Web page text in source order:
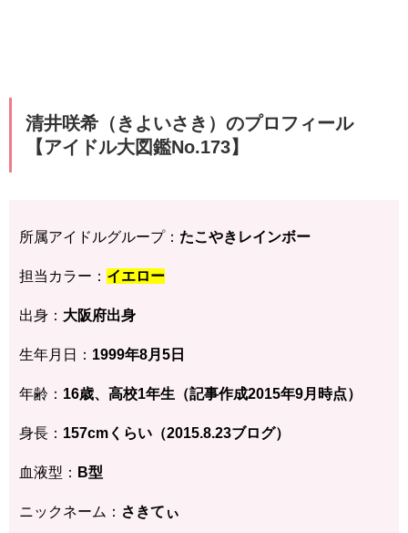
清井咲希（きよいさき）のプロフィール
【アイドル大図鑑No.173】
所属アイドルグループ： たこやきレインボー
担当カラー： イエロー
出身： 大阪府出身
生年月日： 1999年8月5 日
年齢： 16歳、高校1年生（記事作成2015年9月時点）
身長： 157cmくらい（2015.8.23ブログ）
血液型： B型
ニックネーム： さきてぃ